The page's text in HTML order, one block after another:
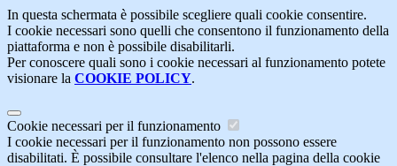
In questa schermata è possibile scegliere quali cookie consentire.
I cookie necessari sono quelli che consentono il funzionamento della
piattaforma e non è possibile disabilitarli.
Per conoscere quali sono i cookie necessari al funzionamento potete
visionare la COOKIE POLICY.
Cookie necessari per il funzionamento
I cookie necessari per il funzionamento non possono essere
disabilitati. È possibile consultare l'elenco nella pagina della cookie